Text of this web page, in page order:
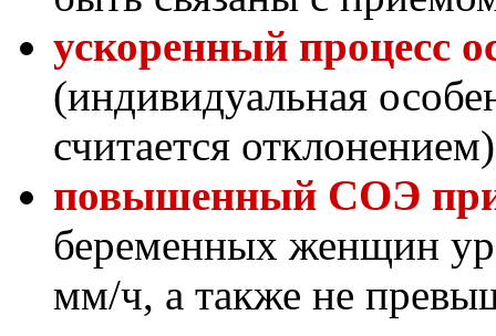
ускоренный процесс
(индивидуальная
считается
повышенный СОЭ при
беременных женщин
мм/ч, а также не